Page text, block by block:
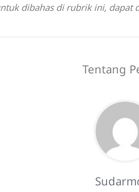
dibahas di rubrik ini, dapat
Tentang